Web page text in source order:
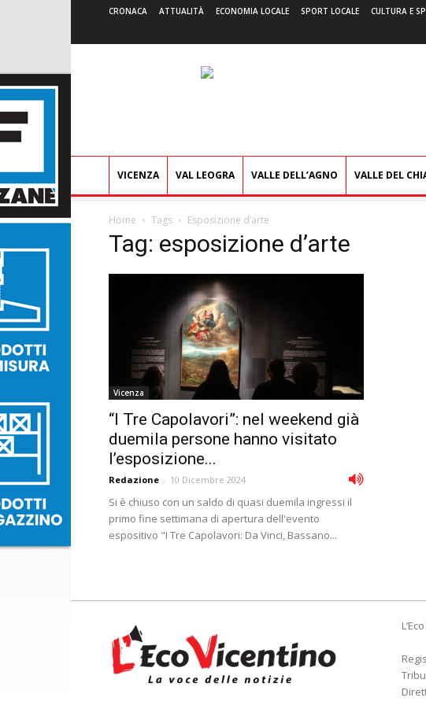
CRONACA ATTUALITÀ ECONOMIA LOCALE SPORT LOCALE CULTURA E
VICENZA VAL LEOGRA VALLE DELL’AGNO VALLE DEL
Home Tags Esposizione d’arte
Tag: esposizione d’arte
Vicenza
“I Tre Capolavori”: nel weekend già
duemila persone hanno visitato
l’esposizione...
Redazione - 10 Dicembre 2024
Si è chiuso con un saldo di quasi duemila ingressi il
primo fine settimana di apertura dell'evento
espositivo "I Tre Capolavori: Da Vinci, Bassano...